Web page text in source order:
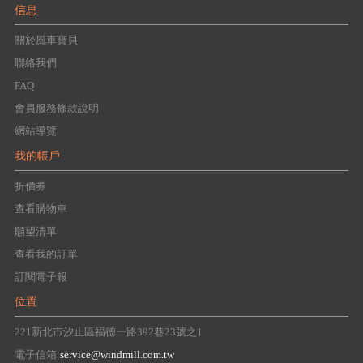
信息
關於風車寶貝
聯絡我們
FAQ
會員服務條款說明
網站導覽
我的帳戶
折價券
查看購物車
願望清單
查看我的訂單
訂閱電子報
位置
221新北市汐止區福德一路392巷23號之1
電子信箱:service@windmill.com.tw